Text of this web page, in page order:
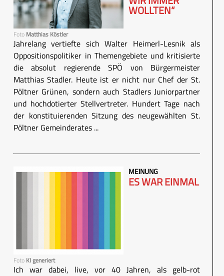
Foto Matthias Köstler
WOLLTEN“
Jahrelang vertiefte sich Walter Heimerl-Lesnik als
Oppositionspolitiker in Themengebiete und kritisierte
die absolut regierende SPÖ von Bürgermeister
Matthias Stadler. Heute ist er nicht nur Chef der St.
Pöltner Grünen, sondern auch Stadlers Juniorpartner
und hochdotierter Stellvertreter. Hundert Tage nach
der konstituierenden Sitzung des neugewählten St.
Pöltner Gemeinderates ...
Foto KI generiert
MEINUNG
ES WAR EINMAL
Ich war dabei, live, vor 40 Jahren, als gelb-rot